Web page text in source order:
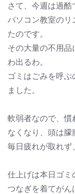
さて、今週は過酷
パソコン教室のリ
たのです。
その大量の不用
わ出るわ。
ゴミはごみを呼
ました。
軟弱者なので、慣
なくなり、頭は朦
毎日疲れが取れず
仕上げは本日ゴミ
つなぎを着てがん